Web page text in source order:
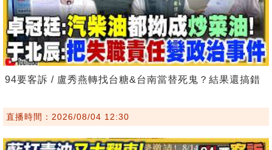
94要客訴 / 盧秀燕轉找台糖&台南當替死鬼？結果還搞錯
直播時間：2026/08/04 12:30